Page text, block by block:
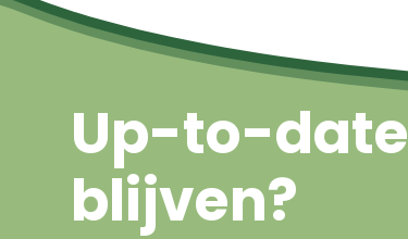
Up-to-date
blijven?